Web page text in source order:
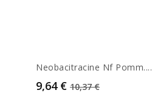
Neobacitracine Nf Pomm....
Prix
9,64 € Prix de base
10,37 €